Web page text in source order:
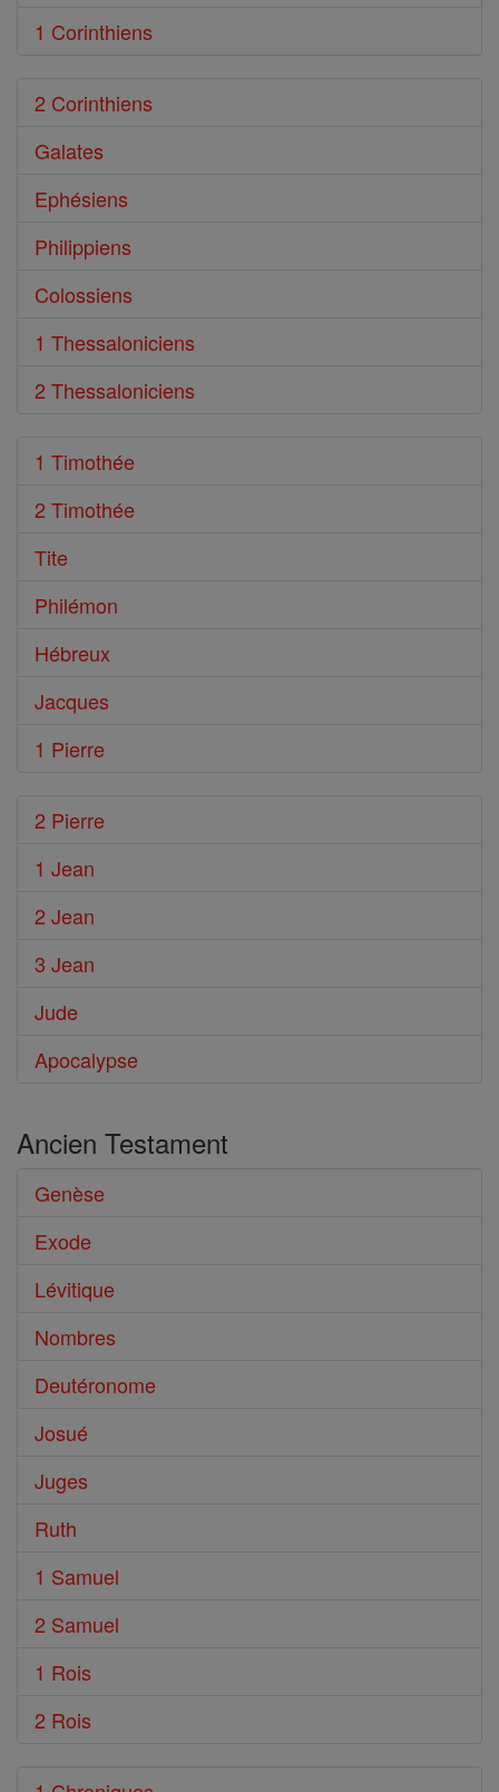
1 Corinthiens
2 Corinthiens
Galates
Ephésiens
Philippiens
Colossiens
1 Thessaloniciens
2 Thessaloniciens
1 Timothée
2 Timothée
Tite
Philémon
Hébreux
Jacques
1 Pierre
2 Pierre
1 Jean
2 Jean
3 Jean
Jude
Apocalypse
Ancien Testament
Genèse
Exode
Lévitique
Nombres
Deutéronome
Josué
Juges
Ruth
1 Samuel
2 Samuel
1 Rois
2 Rois